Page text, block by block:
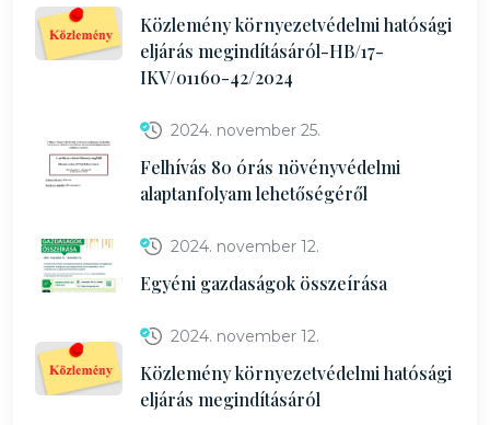
Közlemény környezetvédelmi hatósági
eljárás megindításáról-HB/17-
IKV/01160-42/2024
2024. november 25.
Felhívás 80 órás növényvédelmi
alaptanfolyam lehetőségéről
2024. november 12.
Egyéni gazdaságok összeírása
2024. november 12.
Közlemény környezetvédelmi hatósági
eljárás megindításáról